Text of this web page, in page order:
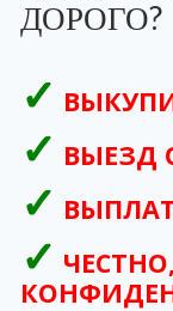
ДОРОГО?
ВЫЕЗД